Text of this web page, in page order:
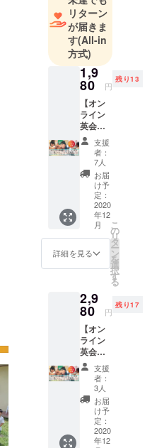
SPEAは安全
な環境の街
と学校を
シームレス
に行き来し
て様々な体
験を通して
英会話を学
ぶ学校とし
て、親子留
学をご希望
の方を中心
に強く愛さ
れてきまし
ロナの影響
により、大
きなダメー
ジを受け、
本気で閉校
を考えてい
る矢先に、
新しい経営
陣が名乗り
を上げ学校
リターン
が届きま
す(All-in
方式)
1,9
80 円
残り13
【オン
ライン
英会話
１ヶ月
(週2コ
マ) お試
しプラ
ン [ギフ
ト可] ...
通常よ
り3000
円お
得】 ※1
コ
マ...25
分間
間...9:0
0 -
22:00
※担任
制 ※
グルー
プレッ
スン別
途受け
放題
※初回レ
ベル
チェッ
ク有り
支援
者：
7人
お届
け予
定：
2020
年12
月
詳細を見る
こ
の
リ
タ
ー
ン
を
選
択
す
る
2,9
80 円
残り17
【オン
ライン
英会話
１ヶ月
(週2コ
マ) お試
しプラ
ン [ギフ
ト可] ...
通常よ
り2000
支援
者：
3人
お届
け予
定：
2020
年12